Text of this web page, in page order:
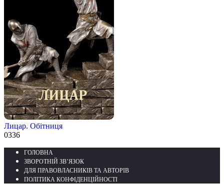
Лицар. Обітниця
0336
ГОЛОВНА
ЗВОРОТНІЙ ЗВ’ЯЗОК
ДЛЯ ПРАВОВЛАСНИКІВ ТА АВТОРІВ
ПОЛІТИКА КОНФІДЕНЦІЙНОСТІ